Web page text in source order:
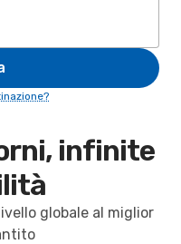
infinite
globale al miglior